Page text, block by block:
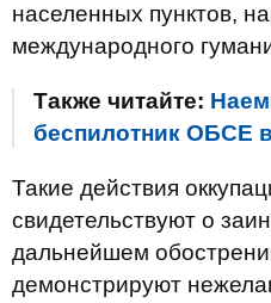
населенных пунктов,
международного
Также читайте:
беспилотник ОБСЕ
Такие действия
свидетельствуют о
дальнейшем
демонстрируют